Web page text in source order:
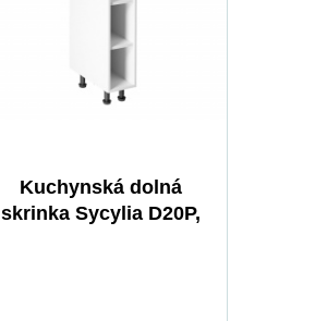
Kuchynská dolná
skrinka Sycylia D20P,